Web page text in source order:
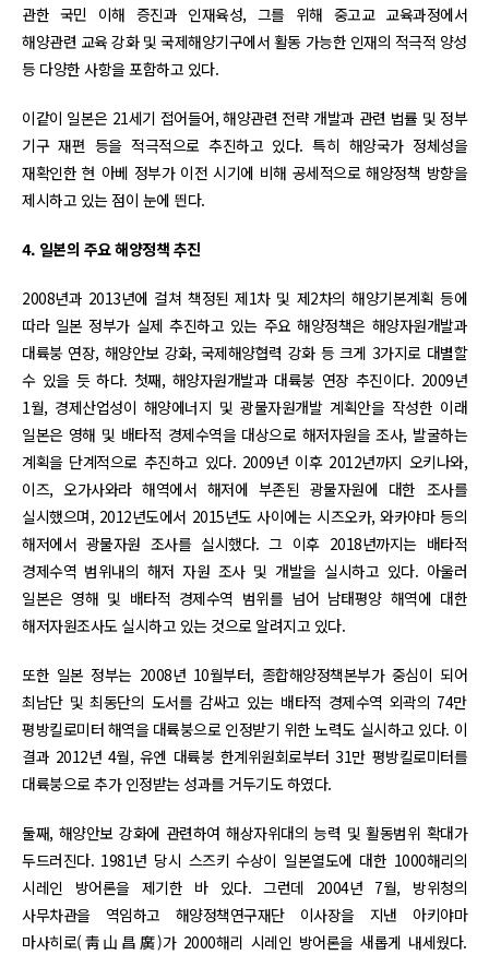
관한 국민 이해 증진과 인재육성, 그를 위해 중고교 교육과정에서
해양관련 교육 강화 및 국제해양기구에서 활동 가능한 인재의 적극적 양성
등 다양한 사항을 포함하고 있다.
이같이 일본은 21세기 접어들어, 해양관련 전략 개발과 관련 법률 및 정부
기구 재편 등을 적극적으로 추진하고 있다. 특히 해양국가 정체성을
재확인한 현 아베 정부가 이전 시기에 비해 공세적으로 해양정책 방향을
제시하고 있는 점이 눈에 띈다.
4. 일본의 주요 해양정책 추진
2008년과 2013년에 걸쳐 책정된 제1차 및 제2차의 해양기본계획 등에
따라 일본 정부가 실제 추진하고 있는 주요 해양정책은 해양자원개발과
대륙붕 연장, 해양안보 강화, 국제해양협력 강화 등 크게 3가지로 대별할
수 있을 듯 하다. 첫째, 해양자원개발과 대륙붕 연장 추진이다. 2009년
1월, 경제산업성이 해양에너지 및 광물자원개발 계획안을 작성한 이래
일본은 영해 및 배타적 경제수역을 대상으로 해저자원을 조사, 발굴하는
계획을 단계적으로 추진하고 있다. 2009년 이후 2012년까지 오키나와,
이즈, 오가사와라 해역에서 해저에 부존된 광물자원에 대한 조사를
실시했으며, 2012년도에서 2015년도 사이에는 시즈오카, 와카야마 등의
해저에서 광물자원 조사를 실시했다. 그 이후 2018년까지는 배타적
경제수역 범위내의 해저 자원 조사 및 개발을 실시하고 있다. 아울러
일본은 영해 및 배타적 경제수역 범위를 넘어 남태평양 해역에 대한
해저자원조사도 실시하고 있는 것으로 알려지고 있다.
또한 일본 정부는 2008년 10월부터, 종합해양정책본부가 중심이 되어
최남단 및 최동단의 도서를 감싸고 있는 배타적 경제수역 외곽의 74만
평방킬로미터 해역을 대륙붕으로 인정받기 위한 노력도 실시하고 있다. 이
결과 2012년 4월, 유엔 대륙붕 한계위원회로부터 31만 평방킬로미터를
대륙붕으로 추가 인정받는 성과를 거두기도 하였다.
둘째, 해양안보 강화에 관련하여 해상자위대의 능력 및 활동범위 확대가
두드러진다. 1981년 당시 스즈키 수상이 일본열도에 대한 1000해리의
시레인 방어론을 제기한 바 있다. 그런데 2004년 7월, 방위청의
사무차관을 역임하고 해양정책연구재단 이사장을 지낸 아키야마
마사히로(靑山昌廣)가 2000해리 시레인 방어론을 새롭게 내세웠다.